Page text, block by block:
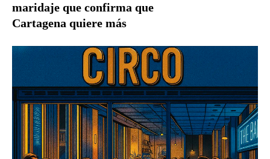
maridaje que confirma que
Cartagena quiere más